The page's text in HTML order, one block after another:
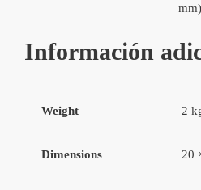
mm)
Información
Weight 2
Dimensions 20